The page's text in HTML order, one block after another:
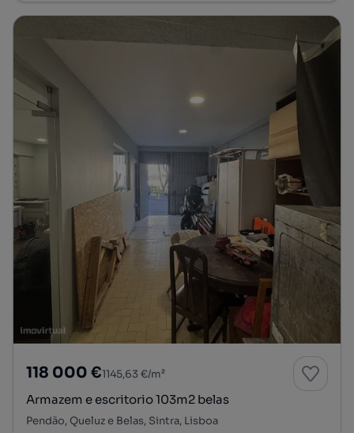
118 000 €1145,63 €/m²
Armazem e escritorio 103m2 belas
Pendão, Queluz e Belas, Sintra, Lisboa